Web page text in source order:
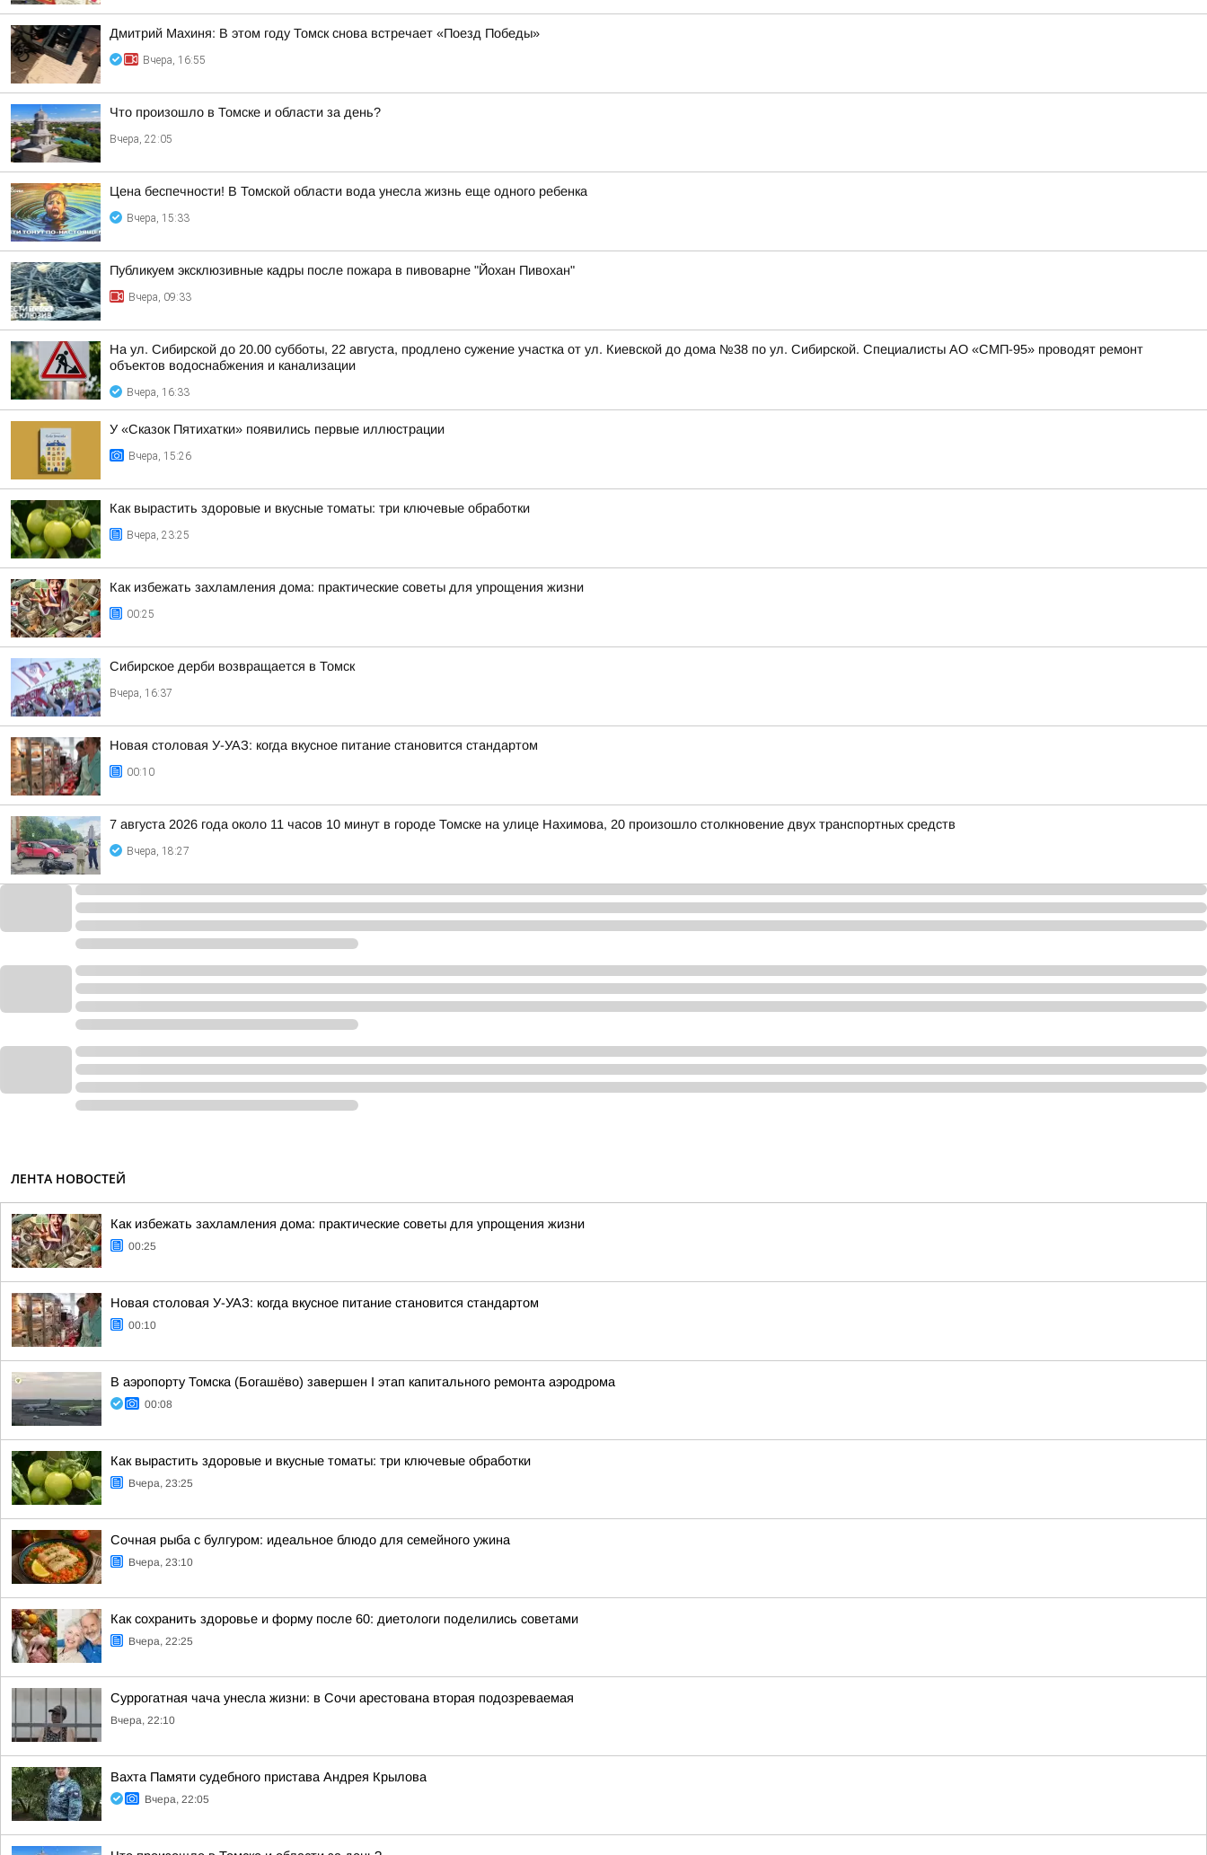
Дмитрий Махиня: В этом году Томск снова встречает «Поезд Победы»
Вчера, 16:55
Что произошло в Томске и области за день?
Вчера, 22:05
Цена беспечности! В Томской области вода унесла жизнь еще одного ребенка
Вчера, 15:33
Публикуем эксклюзивные кадры после пожара в пивоварне "Йохан Пивохан"
Вчера, 09:33
На ул. Сибирской до 20.00 субботы, 22 августа, продлено сужение участка от ул. Киевской до дома №38 по ул. Сибирской. Специалисты АО «СМП-95» проводят ремонт
объектов водоснабжения и канализации
Вчера, 16:33
У «Сказок Пятихатки» появились первые иллюстрации
Вчера, 15:26
Как вырастить здоровые и вкусные томаты: три ключевые обработки
Вчера, 23:25
Как избежать захламления дома: практические советы для упрощения жизни
00:25
Сибирское дерби возвращается в Томск
Вчера, 16:37
Новая столовая У-УАЗ: когда вкусное питание становится стандартом
00:10
7 августа 2026 года около 11 часов 10 минут в городе Томске на улице Нахимова, 20 произошло столкновение двух транспортных средств
Вчера, 18:27
ЛЕНТА НОВОСТЕЙ
Как избежать захламления дома: практические советы для упрощения жизни
00:25
Новая столовая У-УАЗ: когда вкусное питание становится стандартом
00:10
В аэропорту Томска (Богашёво) завершен I этап капитального ремонта аэродрома
00:08
Как вырастить здоровые и вкусные томаты: три ключевые обработки
Вчера, 23:25
Сочная рыба с булгуром: идеальное блюдо для семейного ужина
Вчера, 23:10
Как сохранить здоровье и форму после 60: диетологи поделились советами
Вчера, 22:25
Суррогатная чача унесла жизни: в Сочи арестована вторая подозреваемая
Вчера, 22:10
Вахта Памяти судебного пристава Андрея Крылова
Вчера, 22:05